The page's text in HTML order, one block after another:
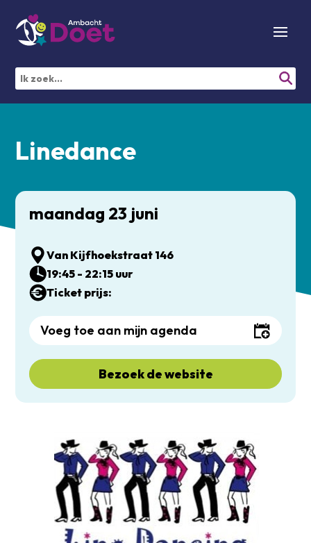
Linedance
maandag 23 juni
Van Kijfhoekstraat 146
19:45 - 22:15 uur
Ticket prijs:
Voeg toe aan mijn agenda
Bezoek de website